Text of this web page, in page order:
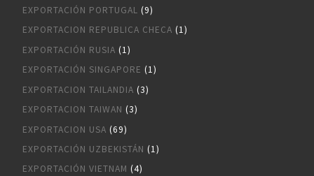
EXPORTACIÓN PORTUGAL (9)
EXPORTACION REPUBLICA CHECA (1)
EXPORTACIÓN RUSIA (1)
EXPORTACIÓN SINGAPORE (1)
EXPORTACION TAILANDIA (3)
EXPORTACION TAIWAN (3)
EXPORTACION USA (69)
EXPORTACIÓN UZBEKISTÁN (1)
EXPORTACIÓN VIETNAM (4)